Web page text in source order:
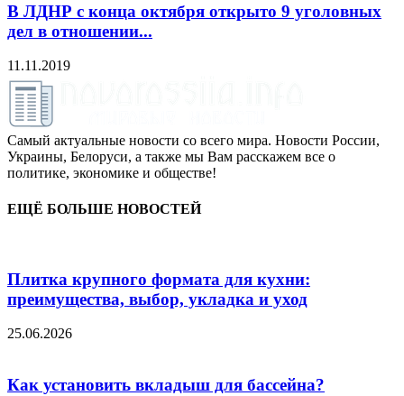
В ЛДНР с конца октября открыто 9 уголовных
дел в отношении...
11.11.2019
Самый актуальные новости со всего мира. Новости России,
Украины, Белоруси, а также мы Вам расскажем все о
политике, экономике и обществе!
ЕЩЁ БОЛЬШЕ НОВОСТЕЙ
Плитка крупного формата для кухни:
преимущества, выбор, укладка и уход
25.06.2026
Как установить вкладыш для бассейна?